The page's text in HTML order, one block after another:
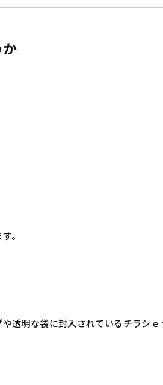
。
や透明な袋に封入されているチラシ